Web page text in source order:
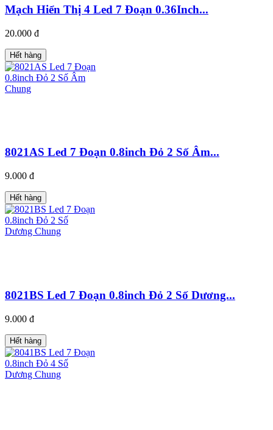
Mạch Hiển Thị 4 Led 7 Đoạn 0.36Inch...
20.000 đ
Hết hàng
8021AS Led 7 Đoạn 0.8inch Đỏ 2 Số Âm...
9.000 đ
Hết hàng
8021BS Led 7 Đoạn 0.8inch Đỏ 2 Số Dương...
9.000 đ
Hết hàng